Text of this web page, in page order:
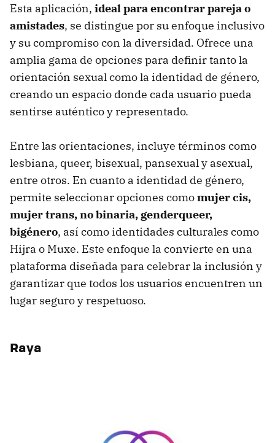
Esta aplicación, ideal para encontrar pareja o
amistades, se distingue por su enfoque inclusivo
y su compromiso con la diversidad. Ofrece una
amplia gama de opciones para definir tanto la
orientación sexual como la identidad de género,
creando un espacio donde cada usuario pueda
sentirse auténtico y representado.
Entre las orientaciones, incluye términos como
lesbiana, queer, bisexual, pansexual y asexual,
entre otros. En cuanto a identidad de género,
permite seleccionar opciones comomujer cis,
mujer trans, no binaria, genderqueer,
bigénero, así como identidades culturales como
Hijra o Muxe. Este enfoque la convierte en una
plataforma diseñada para celebrar la inclusión y
garantizar que todos los usuarios encuentren un
lugar seguro y respetuoso.
Raya